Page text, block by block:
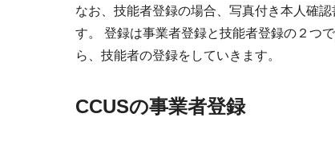
なお、技能者登録の場合、 写真付き本人確
す。 登録は事業者登録と技能者登録の２つ
ら、技能者の登録をしていきます。
CCUSの事業者登録